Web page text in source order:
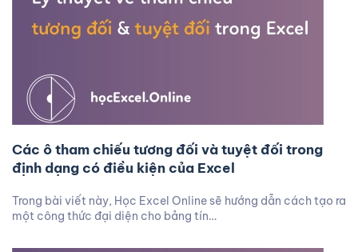
Các ô tham chiếu tương đối và tuyệt đối trong
định dạng có điều kiện của Excel
Trong bài viết này, Học Excel Online sẽ hướng dẫn cách tạo ra
một công thức đại diện cho bảng tín…